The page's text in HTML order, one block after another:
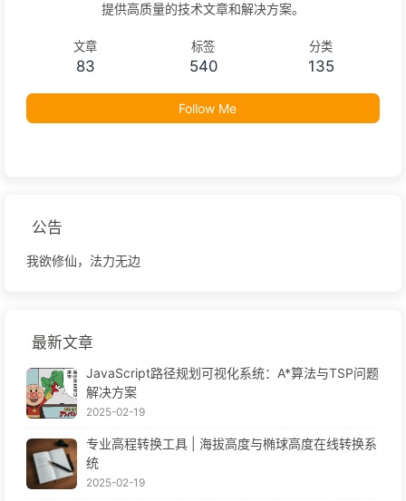
提供高质量的技术文章和解决方案。
文章
83
标签
540
分类
135
Follow Me
公告
我欲修仙，法力无边
最新文章
JavaScript路径规划可视化系统：A*算法与TSP问题
解决方案
2025-02-19
专业高程转换工具 | 海拔高度与椭球高度在线转换系
统
2025-02-19